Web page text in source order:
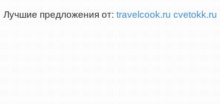
Лучшие предложения от: travelcook.ru cvetokk.ru